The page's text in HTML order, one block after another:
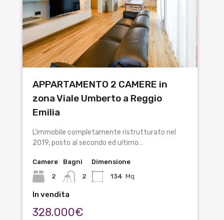
APPARTAMENTO 2 CAMERE in
zona Viale Umberto a Reggio
Emilia
L’immobile completamente ristrutturato nel
2019, posto al secondo ed ultimo…
Camere
2
Bagni
2
Dimensione
134 Mq
In vendita
328.000€